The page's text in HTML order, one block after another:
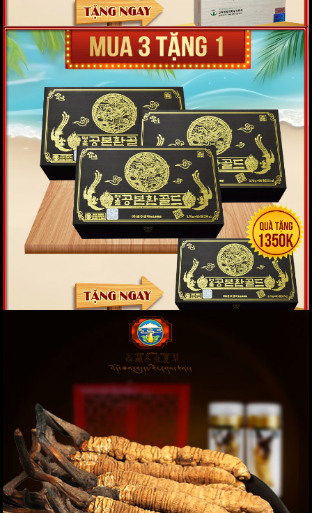
Đông Trùng Hạ Thảo Hàn Quốc Sam Sung loại
hộp gỗ 60 gói D044
Giá: 980,000 VND XEM NGAY
Đông trùng hạ thảo hộp gỗ 60 viên Hàn Quốc
Giá: 1,350,000 VND